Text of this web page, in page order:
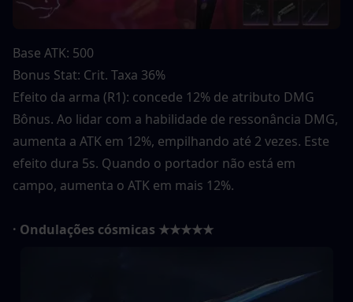
Base ATK: 500
Bonus Stat: Crit. Taxa 36%
Efeito da arma (R1): concede 12% de atributo DMG
Bônus. Ao lidar com a habilidade de ressonância DMG,
aumenta a ATK em 12%, empilhando até 2 vezes. Este
efeito dura 5s. Quando o portador não está em
campo, aumenta o ATK em mais 12%.
· Ondulações cósmicas ★★★★★